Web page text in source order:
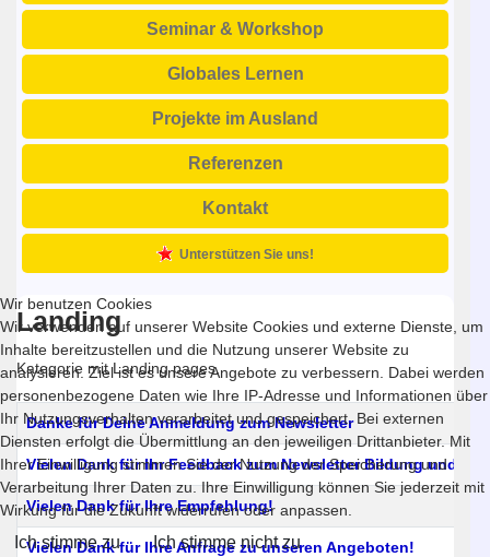
Seminar & Workshop
Globales Lernen
Projekte im Ausland
Referenzen
Kontakt
Unterstützen Sie uns!
Landing
Kategorie mit Landing pages.
Titel
Danke für Deine Anmeldung zum Newsletter
Vielen Dank für Ihr Feedback zum Newsletter Bildung und
Vielen Dank für Ihre Empfehlung!
Vielen Dank für Ihre Anfrage zu unseren Angeboten!
Wir benutzen Cookies
Wir verwenden auf unserer Website Cookies und externe Dienste, um
Inhalte bereitzustellen und die Nutzung unserer Website zu
analysieren. Ziel ist es unsere Angebote zu verbessern. Dabei werden
personenbezogene Daten wie Ihre IP-Adresse und Informationen über
Ihr Nutzungsverhalten verarbeitet und gespeichert. Bei externen
Diensten erfolgt die Übermittlung an den jeweiligen Drittanbieter. Mit
Ihrer Einwilligung stimmen Sie der Nutzung der Speicherung und
Verarbeitung Ihrer Daten zu. Ihre Einwilligung können Sie jederzeit mit
Wirkung für die Zukunft widerrufen oder anpassen.
Ich stimme zu Ich stimme nicht zu